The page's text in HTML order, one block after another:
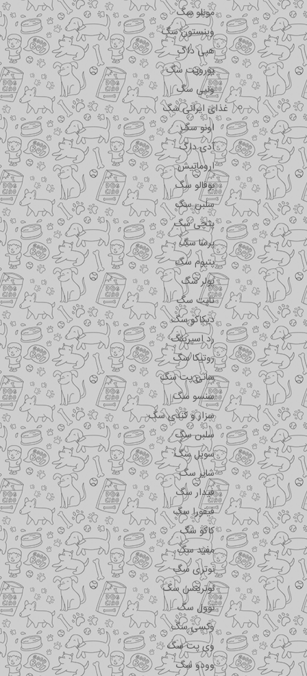
مونلو سگ
وینستون سگ
هپی داگ
یوروپت سگ
ونپی سگ
غذای ایرانی سگ
اونو سگ
آدی داگ
اروماتیش
بوفالو سگ
سلبن سگ
پتچی سگ
پرسا سگ
پتیوم سگ
پولر سگ
تاپت سگ
دیکاکو سگ
رد اسپرینگ
روتیکا سگ
سانی پت سگ
سنسو سگ
سزار و کندی سگ
سلبن سگ
سویل سگ
شایر سگ
فیدار سگ
فیفورا سگ
کاکو سگ
مفید سگ
نوتری سگ
نوترینس سگ
نوول سگ
وکسی سگ
وی پت سگ
وودو سگ